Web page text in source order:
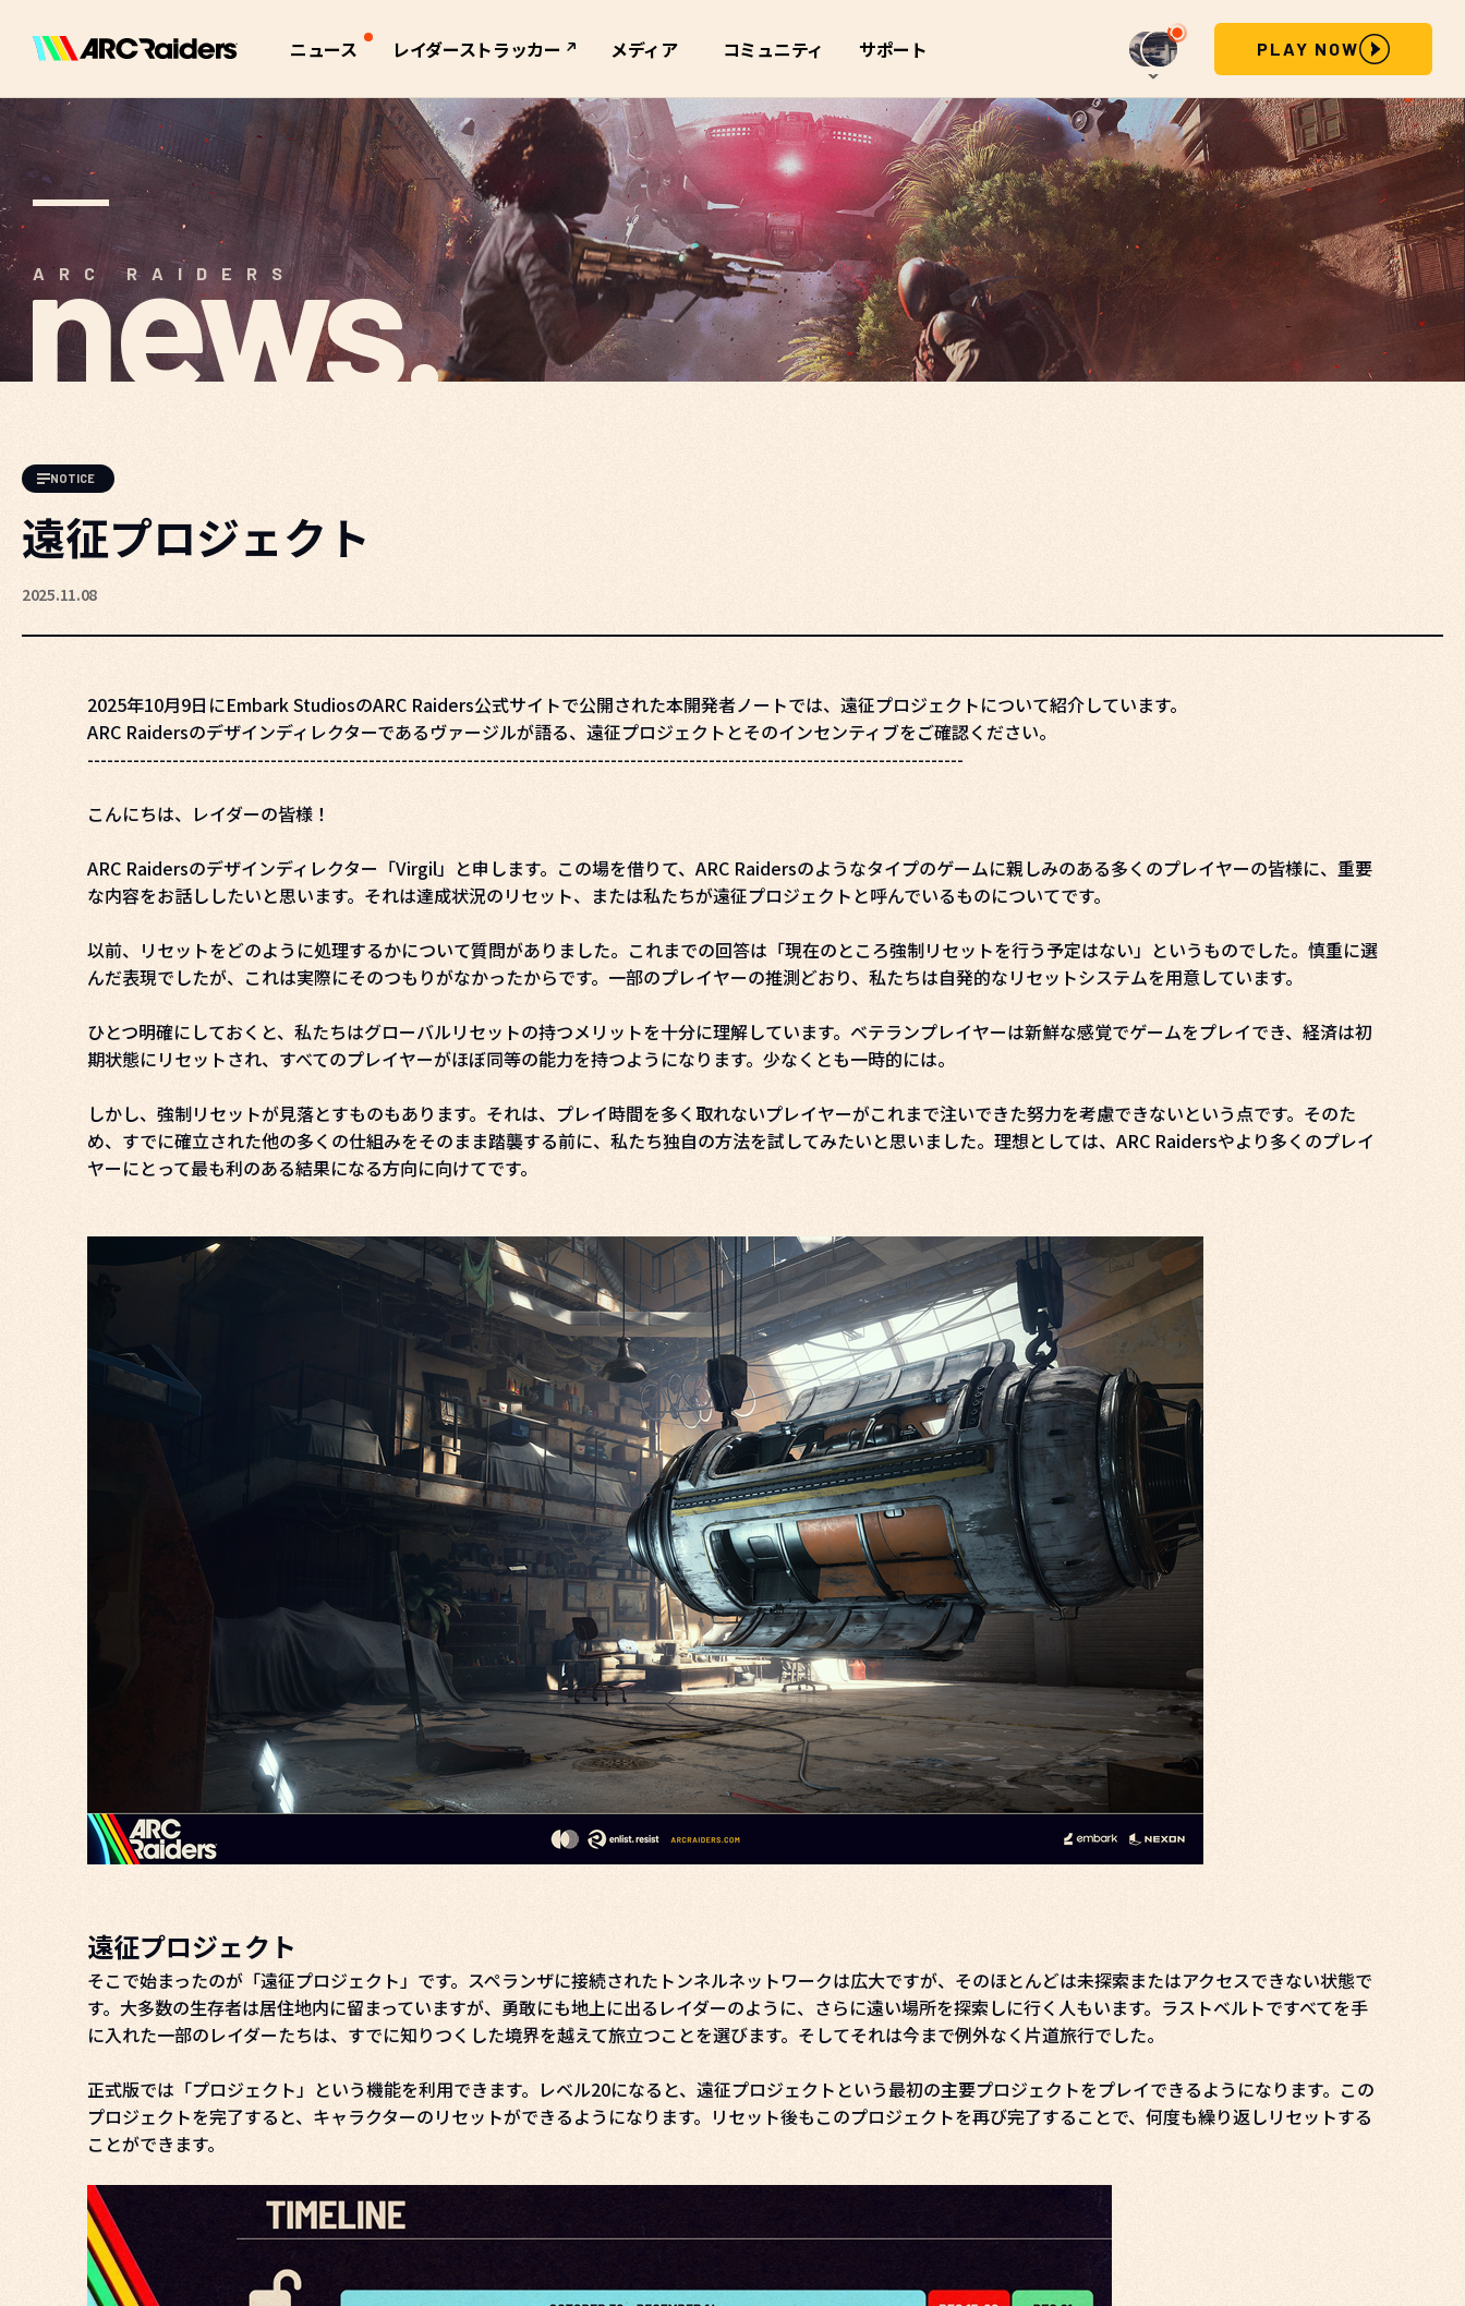
ニュース
お知らせ
パッチノート
イベント
レイダーストラッカー
アーク
アイテム
クエスト
作業台
トレーダー
スキル
イベントタイマー
世界観
メディア
トレーラー
キービジュアル
スクショ
コミュニティ
ライブ配信
サポート
FAQ・
1:1お問い合わせ
PLAY NOW
STEAM
PLAYSTATION
XBOX
EPIC GAMES
ARC RAIDERS
news.
NOTICE
遠征プロジェクト
2025.11.08
2025年10月9日にEmbark StudiosのARC Raiders公式サイトで公開された本開発者ノートでは、遠征プロジェクトについて紹介しています。
ARC Raidersのデザインディレクターであるヴァージルが語る、遠征プロジェクトとそのインセンティブをご確認ください。
--------------------------------------------------------------------------------------------------------------------------------------
こんにちは、レイダーの皆様！
ARC Raidersのデザインディレクター「Virgil」と申します。この場を借りて、ARC Raidersのようなタイプのゲームに親しみのある多くのプレイヤーの皆様に、重要
な内容をお話ししたいと思います。それは達成状況のリセット、または私たちが遠征プロジェクトと呼んでいるものについてです。
以前、リセットをどのように処理するかについて質問がありました。これまでの回答は「現在のところ強制リセットを行う予定はない」というものでした。慎重に選
んだ表現でしたが、これは実際にそのつもりがなかったからです。一部のプレイヤーの推測どおり、私たちは自発的なリセットシステムを用意しています。
ひとつ明確にしておくと、私たちはグローバルリセットの持つメリットを十分に理解しています。ベテランプレイヤーは新鮮な感覚でゲームをプレイでき、経済は初
期状態にリセットされ、すべてのプレイヤーがほぼ同等の能力を持つようになります。少なくとも一時的には。
しかし、強制リセットが見落とすものもあります。それは、プレイ時間を多く取れないプレイヤーがこれまで注いできた努力を考慮できないという点です。そのた
め、すでに確立された他の多くの仕組みをそのまま踏襲する前に、私たち独自の方法を試してみたいと思いました。理想としては、ARC Raidersやより多くのプレイ
ヤーにとって最も利のある結果になる方向に向けてです。
遠征プロジェクト
そこで始まったのが「遠征プロジェクト」です。スペランザに接続されたトンネルネットワークは広大ですが、そのほとんどは未探索またはアクセスできない状態で
す。大多数の生存者は居住地内に留まっていますが、勇敢にも地上に出るレイダーのように、さらに遠い場所を探索しに行く人もいます。ラストベルトですべてを手
に入れた一部のレイダーたちは、すでに知りつくした境界を越えて旅立つことを選びます。そしてそれは今まで例外なく片道旅行でした。
正式版では「プロジェクト」という機能を利用できます。レベル20になると、遠征プロジェクトという最初の主要プロジェクトをプレイできるようになります。この
プロジェクトを完了すると、キャラクターのリセットができるようになります。リセット後もこのプロジェクトを再び完了することで、何度も繰り返しリセットする
ことができます。